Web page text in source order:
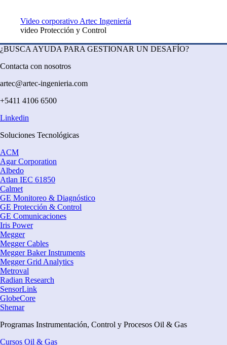
Video corporativo Artec Ingeniería
video Protección y Control
¿BUSCA AYUDA PARA GESTIONAR UN DESAFÍO?
Contacta con nosotros
artec@artec-ingenieria.com
+5411 4106 6500
Linkedin
Soluciones Tecnológicas
ACM
Agar Corporation
Albedo
Atlan IEC 61850
Calmet
GE Monitoreo & Diagnóstico
GE Protección & Control
GE Comunicaciones
Iris Power
Megger
Megger Cables
Megger Baker Instruments
Megger Grid Analytics
Metroval
Radian Research
SensorLink
GlobeCore
Shemar
Programas Instrumentación, Control y Procesos Oil & Gas
Cursos Oil & Gas